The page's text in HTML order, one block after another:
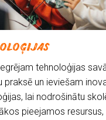
tehnoloģijas
praksē un ieviešam
lai nodrošinātu
pieejamos resursus,